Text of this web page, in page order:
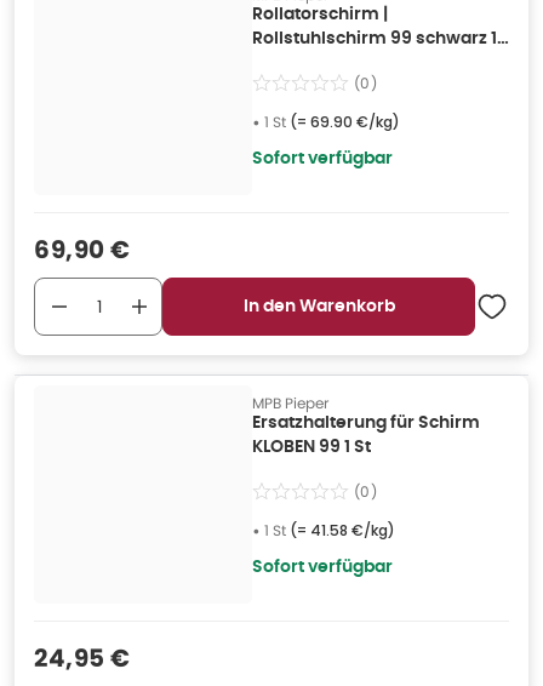
Rollatorschirm |
Rollstuhlschirm 99 schwarz 1
(0)
• 1 St (= 69.90 €/kg)
Sofort verfügbar
Verkaufspreis
69,90 €
In den Warenkorb
MPB Pieper
Ersatzhalterung für Schirm
KLOBEN 99 1 St
(0)
• 1 St (= 41.58 €/kg)
Sofort verfügbar
Verkaufspreis
24,95 €